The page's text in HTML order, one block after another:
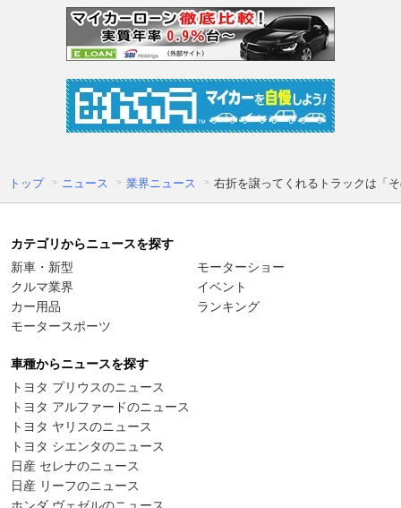
トップ ニュース 業界ニュース 右折を譲ってくれるトラックは「
カテゴリからニュースを探す
新車・新型
クルマ業界
カー用品
モータースポーツ
モーターショー
イベント
ランキング
車種からニュースを探す
トヨタ プリウスのニュース
トヨタ アルファードのニュース
トヨタ ヤリスのニュース
トヨタ シエンタのニュース
日産 セレナのニュース
日産 リーフのニュース